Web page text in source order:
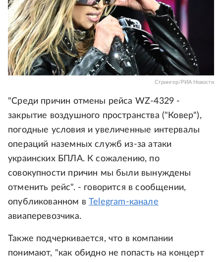
Стрингер/РИА Новости
"Среди причин отмены рейса WZ-4329 -
закрытие воздушного пространства ("Ковер"),
погодные условия и увеличенные интервалы
операций наземных служб из-за атаки
украинских БПЛА. К сожалению, по
совокупности причин мы были вынуждены
отменить рейс". - говорится в сообщении,
опубликованном в
Telegram-канале
авиаперевозчика.
Также подчеркивается, что в компании
понимают, "как обидно не попасть на концерт